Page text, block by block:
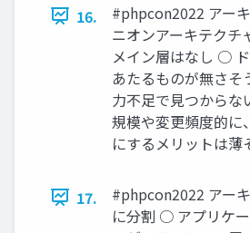
16.
#phpcon2022 アー
ニオンアーキテク
メイン層はなし ○
あたるものが無さ
力不足で見つから
規模や変更頻度的に
にするメリットは薄
17.
#phpcon2022 アー
に分割 ○ アプリケ